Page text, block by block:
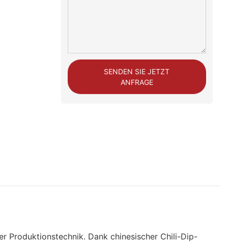
SENDEN SIE JETZT
ANFRAGE
Produktionstechnik. Dank chinesischer Chili-Dip-